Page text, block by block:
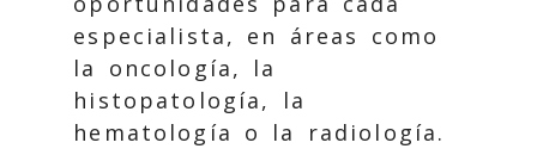
especialista, en áreas como
la oncología, la
histopatología, la
hematología o la radiología.